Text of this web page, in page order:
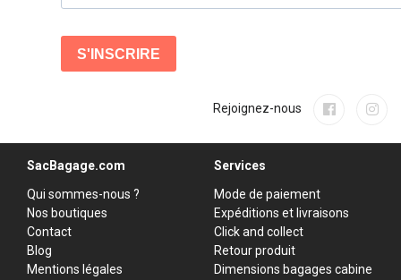
Rejoignez-nous
SacBagage.com
Qui sommes-nous ?
Nos boutiques
Contact
Blog
Mentions légales
Services
Mode de paiement
Expéditions et livraisons
Click and collect
Retour produit
Dimensions bagages cabine